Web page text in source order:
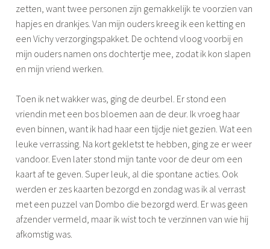
zetten, want twee personen zijn gemakkelijk te voorzien van
hapjes en drankjes. Van mijn ouders kreeg ik een ketting en
een Vichy verzorgingspakket. De ochtend vloog voorbij en
mijn ouders namen ons dochtertje mee, zodat ik kon slapen
en mijn vriend werken.
Toen ik net wakker was, ging de deurbel. Er stond een
vriendin met een bos bloemen aan de deur. Ik vroeg haar
even binnen, want ik had haar een tijdje niet gezien. Wat een
leuke verrassing. Na kort gekletst te hebben, ging ze er weer
vandoor. Even later stond mijn tante voor de deur om een
kaart af te geven. Super leuk, al die spontane acties. Ook
werden er zes kaarten bezorgd en zondag was ik al verrast
met een puzzel van Dombo die bezorgd werd. Er was geen
afzender vermeld, maar ik wist toch te verzinnen van wie hij
afkomstig was.